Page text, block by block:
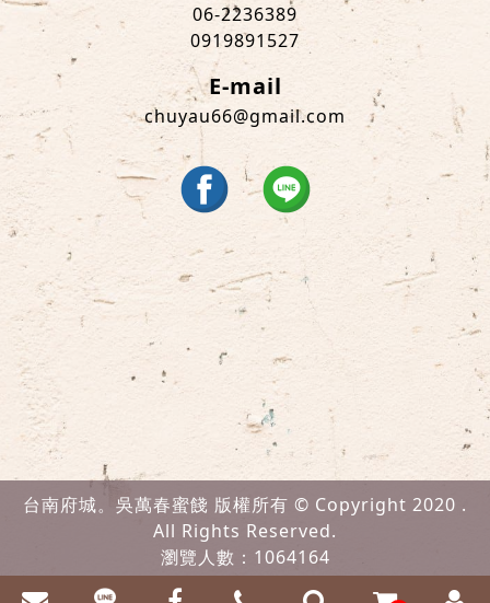
06-2236389
0919891527
E-mail
chuyau66@gmail.com
台南府城。吳萬春蜜餞 版權所有 © Copyright 2020 .
All Rights Reserved.
瀏覽人數：1064164